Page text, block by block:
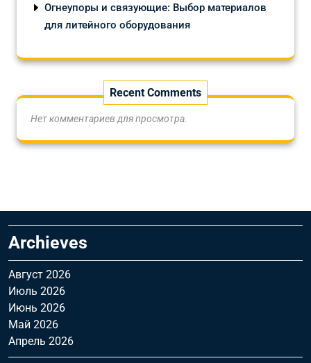
Огнеупоры и связующие: Выбор материалов
для литейного оборудования
Recent Comments
Нет комментариев для просмотра.
Archieves
Август 2026
Июль 2026
Июнь 2026
Май 2026
Апрель 2026